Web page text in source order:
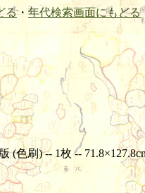
る・ 年代検索画面にもどる
(色刷) -- 1枚 --